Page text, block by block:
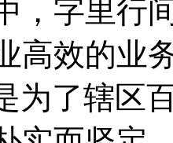
，字里行
高效的业
了辖区